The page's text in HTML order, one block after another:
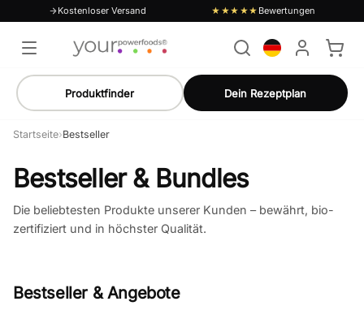
Kostenloser Versand ★★★★★ Bewertungen
Produktfinder Dein Rezeptplan
Startseite›Bestseller
Bestseller & Bundles
Die beliebtesten Produkte unserer Kunden – bewährt, bio-
zertifiziert und in höchster Qualität.
Bestseller & Angebote